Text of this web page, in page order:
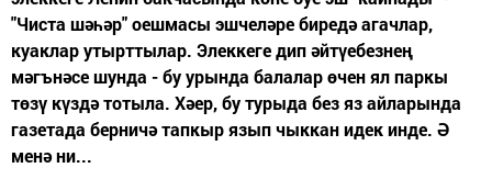
"Чиста шәһәр" оешмасы эшчеләре биредә агачлар,
куаклар утырттылар. Элеккеге дип әйтүебезнең
мәгънәсе шунда - бу урында балалар өчен ял паркы
төзү күздә тотыла. Хәер, бу турыда без яз айларында
газетада берничә тапкыр язып чыккан идек инде. Ә
менә ни...